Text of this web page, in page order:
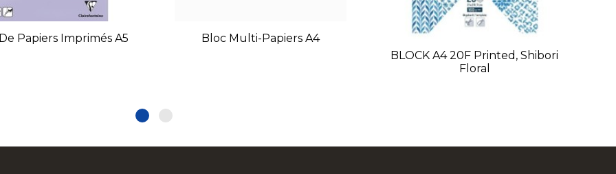
Papiers Imprimés A5
Bloc Multi-Papiers A4
BLOCK A4 20F Printed, Shibori
Floral